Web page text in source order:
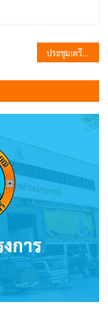
ประชุมเตรียมความพร้อมเลือกกรรมการชุมชน